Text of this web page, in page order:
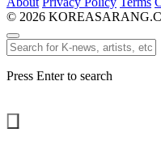
© 2026
Press Enter to search